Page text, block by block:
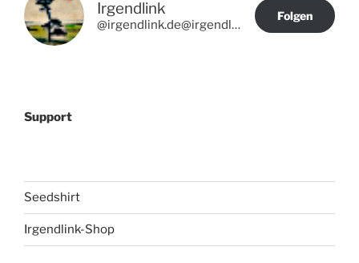
Irgendlink
@irgendlink.de@irgendlink.de
Folgen
Support
Seedshirt
Irgendlink-Shop